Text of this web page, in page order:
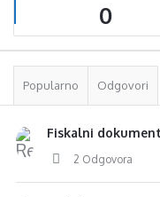
0
Popularno Odgovori
Fiskalni
2 Odgovora